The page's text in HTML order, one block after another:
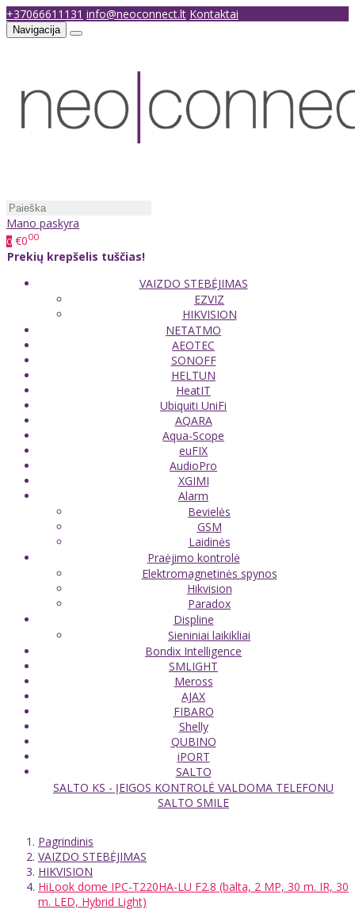
+37066611131 info@neoconnect.lt Kontaktai
Navigacija
Mano paskyra
0 €000
Prekių krepšelis tuščias!
VAIZDO STEBĖJIMAS
EZVIZ
HIKVISION
NETATMO
AEOTEC
SONOFF
HELTUN
HeatIT
Ubiquiti UniFi
AQARA
Aqua-Scope
euFIX
AudioPro
XGIMI
Alarm
Bevielės
GSM
Laidinės
Praėjimo kontrolė
Elektromagnetinės spynos
Hikvision
Paradox
Displine
Sieniniai laikikliai
Bondix Intelligence
SMLIGHT
Meross
AJAX
FIBARO
Shelly
QUBINO
iPORT
SALTO
SALTO KS - ĮEIGOS KONTROLĖ VALDOMA TELEFONU
SALTO SMILE
Pagrindinis
VAIZDO STEBĖJIMAS
HIKVISION
HiLook dome IPC-T220HA-LU F2.8 (balta, 2 MP, 30 m. IR, 30
m. LED, Hybrid Light)